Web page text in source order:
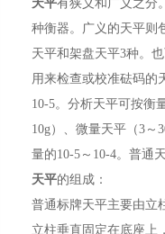
天平有狭义和广义之分
种衡器。广义的天平则
天平和架盘天平3种。
用来检查或校准砝码的
10-5。分析天平可按衡
10g） 、微量天平 （3 ～
量的10-5 ～ 10-4。普通
天平的组成：
普通标牌天平主要由立
立柱垂直固定在底座上